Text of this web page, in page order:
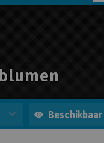
Beschikbaar